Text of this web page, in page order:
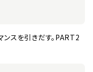
ンスを引きだす。PART2